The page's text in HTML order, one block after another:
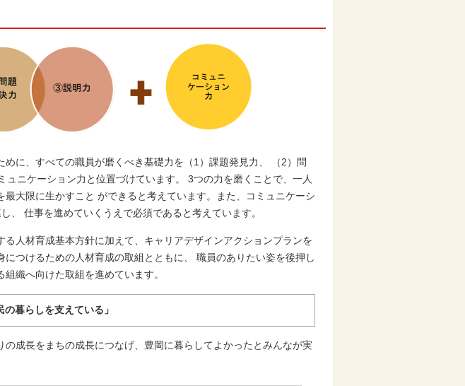
に、すべての職員が磨くべき基礎力を（1）課題発見力、 （2）問
ュニケーション力と位置づけています。 3つの力を磨くことで、一人
大限に生かすこと ができると考えています。また、コミュニケーシ
、 仕事を進めていくうえで必須であると考えています。
人材育成基本方針に加えて、キャリアデザインアクションプランを
つけるための人材育成の取組とともに、 職員のありたい姿を後押し
織へ向けた取組を進めています。
暮らしを支えている」
成長をまちの成長につなげ、豊岡に暮らしてよかったとみんなが実